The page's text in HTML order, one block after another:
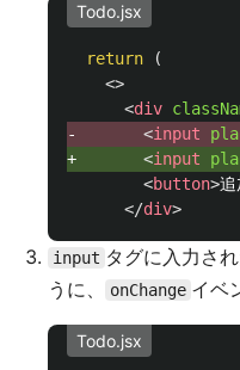
Todo.jsx
return
(
<>
<div
- <input
+ <input
<button>追
</div>
input タグに入力さ
うに、
onChange イベ
Todo.jsx